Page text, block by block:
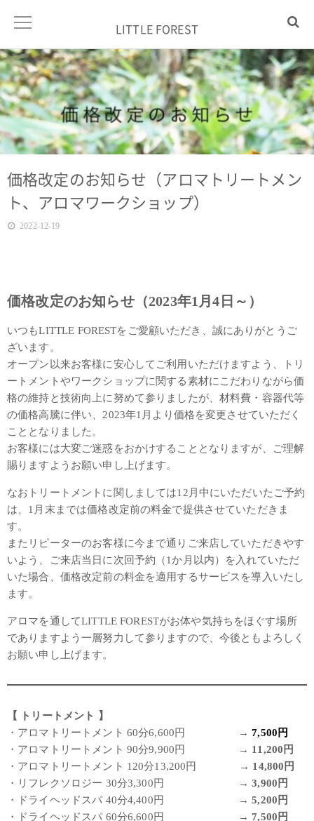
LITTLE FOREST
価格改定のお知らせ（アロマトリートメン
ト、アロマワークショップ）
2022-12-19
価格改定のお知らせ（2023年1月4日～）
いつもLITTLE FORESTをご愛顧いただき、誠にありがとうご
ざいます。
オープン以来お客様に安心してご利用いただけますよう、トリ
ートメントやワークショップに関する素材にこだわりながら価
格の維持と技術向上に努めて参りましたが、材料費・容器代等
の価格高騰に伴い、2023年1月より価格を変更させていただく
こととなりました。
お客様には大変ご迷惑をおかけすることとなりますが、ご理解
賜りますようお願い申し上げます。
なおトリートメントに関しましては12月中にいただいたご予約
は、1月末までは価格改定前の料金で提供させていただきま
す。
またリピーターのお客様に今まで通りご来店していただきやす
いよう、ご来店当日に次回予約（1か月以内）を入れていただ
いた場合、価格改定前の料金を適用するサービスを導入いたし
ます。
アロマを通してLITTLE FORESTがお体や気持ちをほぐす場所
でありますよう一層努力して参りますので、今後ともよろしく
お願い申し上げます。
【 トリートメント 】
・アロマトリートメント 60分6,600円 →7,500円
・アロマトリートメント 90分9,900円 → 11,200円
・アロマトリートメント 120分13,200円 → 14,800円
・リフレクソロジー 30分3,300円 →3,900円
・ドライヘッドスパ 40分4,400円 →5,200円
・ドライヘッドスパ 60分6,600円 → 7,500円